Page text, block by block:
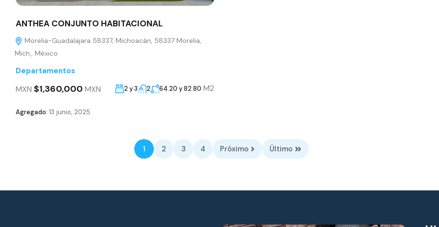
ANTHEA CONJUNTO HABITACIONAL
Morelia-Guadalajara 58337, Michoacán, 58337 Morelia,
Mich., México
Departamentos
MXN $1,360,000 MXN 2 y 3 2 64.20 y 82.80 M2
Agregado: 13 junio, 2025
1 2 3 4 Próximo Último